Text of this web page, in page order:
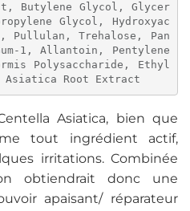
Butylene Glycol, Glycer
Glycol, Hydroxyac
Pullulan, Trehalose, Pan
1, Allantoin, Pentylene
Polysaccharide, Ethyl
Root Extract
Asiatica, bien que
tout ingrédient actif,
irritations. Combinée
obtiendrait donc une
apaisant/ réparateur